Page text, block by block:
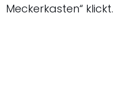
Meckerkasten“ klickt.